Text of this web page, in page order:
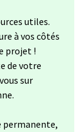
nouvel onglet)
utiles.
à vos côtés
projet !
de votre
sur
permanente,